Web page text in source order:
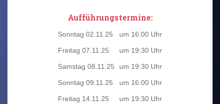
Aufführungstermine:
Sonntag 02.11.25 um 16:00 Uhr
Freitag 07.11.25 um 19:30 Uhr
Samstag 08.11.25 um 19:30 Uhr
Sonntag 09.11.25 um 16:00 Uhr
Freitag 14.11.25 um 19:30 Uhr